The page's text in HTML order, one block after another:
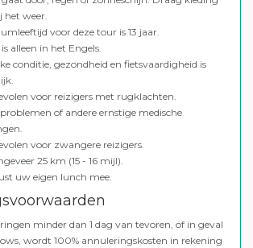
het weer.
voor deze tour is 13 jaar.
alleen in het Engels.
conditie, gezondheid en fietsvaardigheid is
voor reizigers met rugklachten.
of andere ernstige medische
voor zwangere reizigers.
25 km (15 - 16 mijl).
uw eigen lunch mee.
minder dan 1 dag van tevoren, of in geval
wordt 100% annuleringskosten in rekening